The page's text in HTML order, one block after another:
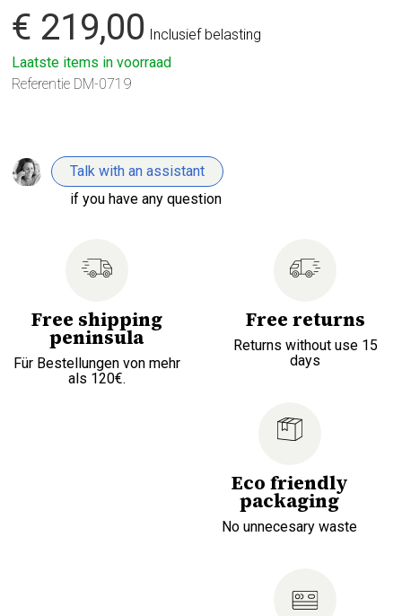
€ 219,00 Inclusief belasting
Laatste items in voorraad
Referentie DM-0719
Talk with an assistant
if you have any question
Free shipping
peninsula
Für Bestellungen von mehr
als 120€.
Free returns
Returns without use 15
days
Eco friendly
packaging
No unnecesary waste